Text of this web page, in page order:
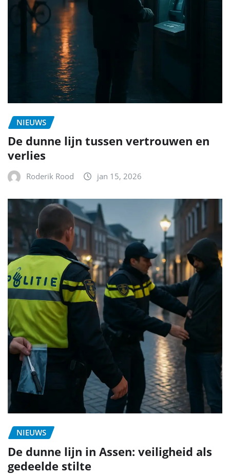
NIEUWS
De dunne lijn tussen vertrouwen en
verlies
Roderik Rood jan 15, 2026
NIEUWS
De dunne lijn in Assen: veiligheid als
gedeelde stilte